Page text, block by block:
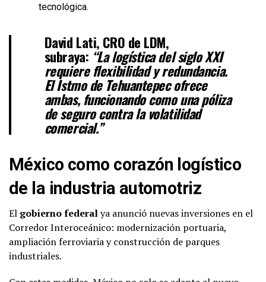
tecnológica.
David Lati, CRO de LDM,
subraya: “La logística del siglo XXI
requiere flexibilidad y redundancia.
El Istmo de Tehuantepec ofrece
ambas, funcionando como una póliza
de seguro contra la volatilidad
comercial.”
México como corazón logístico
de la industria automotriz
El gobierno federalya anunció nuevas inversiones en el
Corredor Interoceánico: modernización portuaria,
ampliación ferroviaria y construcción de parques
industriales.